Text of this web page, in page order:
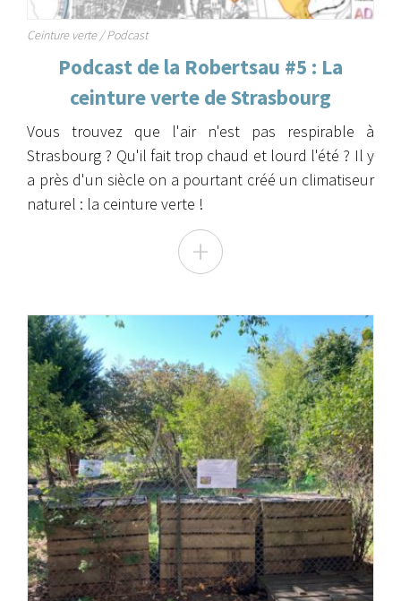
Ceinture verte / Podcast
Podcast de la Robertsau #5 : La
ceinture verte de Strasbourg
Vous trouvez que l'air n'est pas respirable à
Strasbourg ? Qu'il fait trop chaud et lourd l'été ? Il y
a près d'un siècle on a pourtant créé un climatiseur
naturel : la ceinture verte !
+